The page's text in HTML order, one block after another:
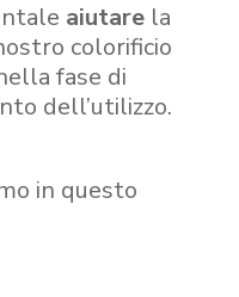
aiutare la
colorificio
fase di
dell’utilizzo.
in questo